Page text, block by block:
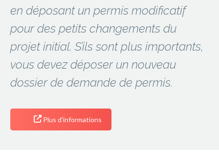
en déposant un permis modificatif
pour des petits changements du
projet initial. S’ils sont plus importants,
vous devez déposer un nouveau
dossier de demande de permis.
Plus d'informations